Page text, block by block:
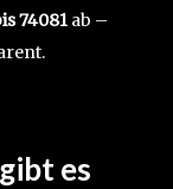
74081 ab –
es